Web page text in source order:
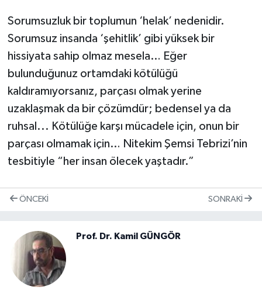
Sorumsuzluk bir toplumun ‘helak’ nedenidir.
Sorumsuz insanda ‘şehitlik’ gibi yüksek bir
hissiyata sahip olmaz mesela… Eğer
bulunduğunuz ortamdaki kötülüğü
kaldıramıyorsanız, parçası olmak yerine
uzaklaşmak da bir çözümdür; bedensel ya da
ruhsal... Kötülüğe karşı mücadele için, onun bir
parçası olmamak için… Nitekim Şemsi Tebrizi’nin
tesbitiyle “her insan ölecek yaştadır.”
ÖNCEKI SONRAKI
Prof. Dr. Kamil GÜNGÖR